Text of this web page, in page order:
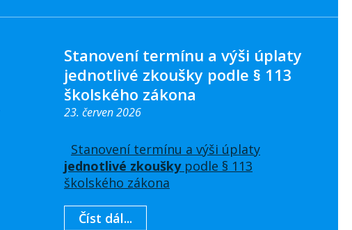
Stanovení termínu a výši úplaty
jednotlivé zkoušky podle § 113
školského zákona
23. červen 2026
Stanovení termínu a výši úplaty
jednotlivé zkouškypodle § 113
školského zákona
Číst dál...